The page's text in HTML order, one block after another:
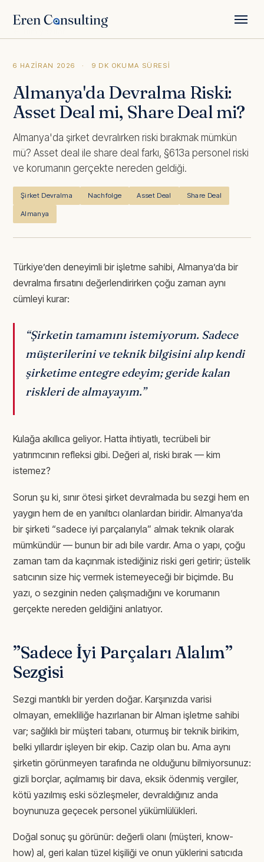
6 HAZIRAN 2026 · 9 DK OKUMA SÜRESI
Almanya'da Devralma Riski:
Asset Deal mi, Share Deal mi?
Almanya'da şirket devralırken riski bırakmak mümkün
mü? Asset deal ile share deal farkı, §613a personel riski
ve korumanın gerçekte nereden geldiği.
Şirket Devralma Nachfolge Asset Deal Share Deal
Almanya
Türkiye’den deneyimli bir işletme sahibi, Almanya’da bir
devralma fırsatını değerlendirirken çoğu zaman aynı
cümleyi kurar:
“Şirketin tamamını istemiyorum. Sadece
müşterilerini ve teknik bilgisini alıp kendi
şirketime entegre edeyim; geride kalan
riskleri de almayayım.”
Kulağa akıllıca geliyor. Hatta ihtiyatlı, tecrübeli bir
yatırımcının refleksi gibi. Değeri al, riski bırak — kim
istemez?
Sorun şu ki, sınır ötesi şirket devralmada bu sezgi hem en
yaygın hem de en yanıltıcı olanlardan biridir. Almanya’da
bir şirketi “sadece iyi parçalarıyla” almak teknik olarak
mümkündür — bunun bir adı bile vardır. Ama o yapı, çoğu
zaman tam da kaçınmak istediğiniz riski geri getirir; üstelik
satıcının size hiç vermek istemeyeceği bir biçimde. Bu
yazı, o sezginin neden çalışmadığını ve korumanın
gerçekte nereden geldiğini anlatıyor.
”Sadece İyi Parçaları Alalım”
Sezgisi
Sezgi mantıklı bir yerden doğar. Karşınızda varisi
olmayan, emekliliğe hazırlanan bir Alman işletme sahibi
var; sağlıklı bir müşteri tabanı, oturmuş bir teknik birikim,
belki yıllardır işleyen bir ekip. Cazip olan bu. Ama aynı
şirketin görünmeyen tarafında ne olduğunu bilmiyorsunuz:
gizli borçlar, açılmamış bir dava, eksik ödenmiş vergiler,
kötü yazılmış eski sözleşmeler, devraldığınız anda
boynunuza geçecek personel yükümlülükleri.
Doğal sonuç şu görünür: değerli olanı (müşteri, know-
how) al, geri kalan tüzel kişiliği ve onun yüklerini satıcıda